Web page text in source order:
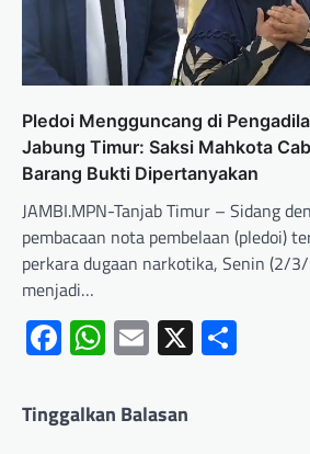
Pledoi Mengguncang di
Jabung Timur: Saksi Mahkota
Barang Bukti Dipertanyakan
JAMBI.MPN-Tanjab Timur – Sidang
pembacaan nota pembelaan (pledoi)
perkara dugaan narkotika, Senin (2/
menjadi…
Facebook
WhatsApp
Email
X
Tinggalkan Balasan